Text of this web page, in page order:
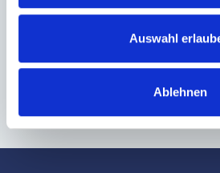
Auswahl
Ablehnen
Hinweis: Sie können Ihre Einwilligung